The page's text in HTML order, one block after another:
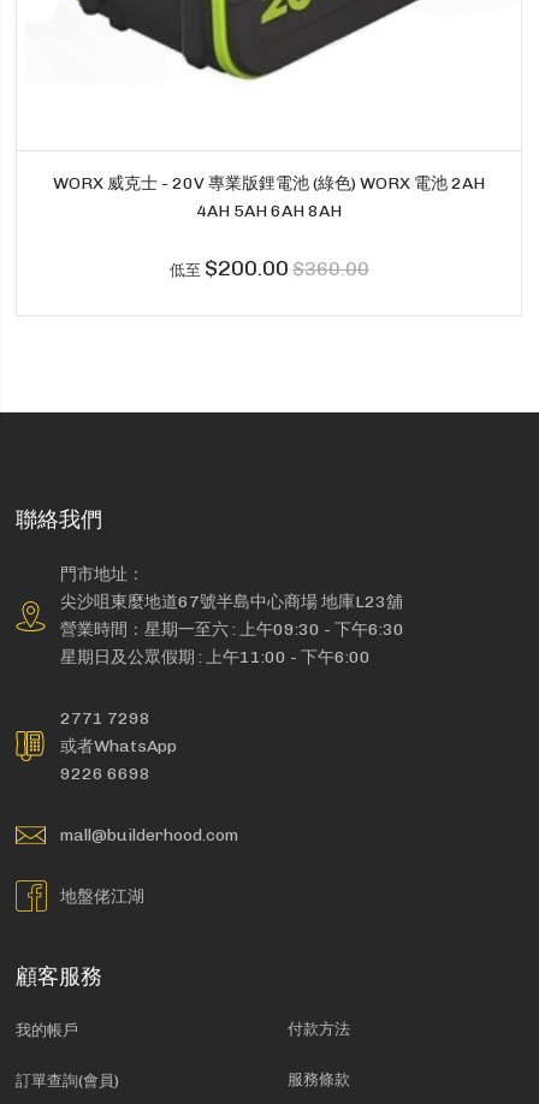
WORX 威克士 - 20V 專業版鋰電池 (綠色) WORX 電池 2AH
4AH 5AH 6AH 8AH
低至 $200.00 $360.00
聯絡我們
門市地址：
尖沙咀東麼地道67號半島中心商場 地庫L23舖
營業時間：星期一至六 : 上午09:30 - 下午6:30
星期日及公眾假期 : 上午11:00 - 下午6:00
2771 7298
或者WhatsApp
9226 6698
mall@builderhood.com
地盤佬江湖
顧客服務
我的帳戶
訂單查詢(會員)
付款方法
服務條款